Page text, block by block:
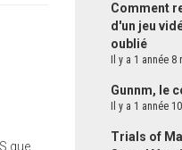
que
Comment
d'un jeu
oublié
Il y a 1 année 8
Gunnm, le
Il y a 1 année
Trials of